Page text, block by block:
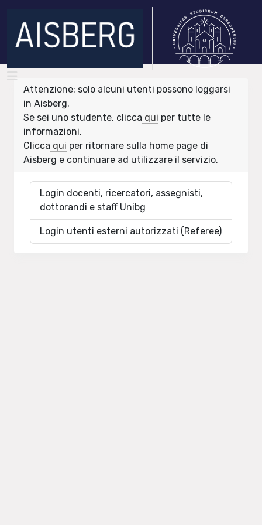
Attenzione: solo alcuni utenti possono loggarsi
in Aisberg.
Se sei uno studente, clicca qui per tutte le
informazioni.
Clicca qui per ritornare sulla home page di
Aisberg e continuare ad utilizzare il servizio.
Login docenti, ricercatori, assegnisti,
dottorandi e staff Unibg
Login utenti esterni autorizzati (Referee)